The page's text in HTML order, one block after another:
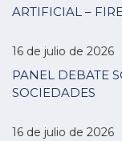
ARTIFICIAL –
16 de julio de 2026
PANEL DEBATE
SOCIEDADES
16 de julio de 2026